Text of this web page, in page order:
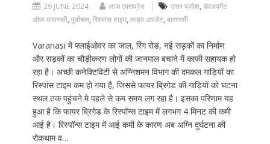
29 JUNE 2024 आज एक्सप्रेस उत्तर प्रदेश, डेवलपमेंट
ऑफ वाराणसी, पूर्वांचल, रिस्पांस टाइम, लाइव अपडेट, वाराणसी
Varanasi में फ्लाईओवर का जाल, रिंग रोड, नई सड़कों का निर्माण
और सड़कों का चौड़ीकरण लोगों की जानमाल बचाने में काफी सहायक हो
रहा है। अच्छी कनेक्टिविटी से अग्निशमन विभाग की दमकल गाड़ियों का
रिस्पांस टाइम कम हो गया है, जिससे फायर ब्रिगेड की गाड़ियों को घटना
स्थल तक पहुंचने मे पहले से कम समय लग रहा है। इसका परिणाम यह
हुआ है कि फायर ब्रिगेड के रिस्पॉन्स टाइम में लगभग 4 मिनट की कमी
आई है। रिस्पॉन्स टाइम में आई कमी के कारण अब अग्नि दुर्घटना की
रोकथाम व…